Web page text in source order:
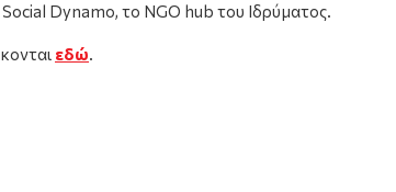
Dynamo, το NGO hub του Ιδρύματος.
εδώ.